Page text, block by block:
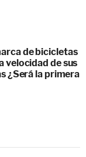
de bicicletas
velocidad de sus
¿Será la primera